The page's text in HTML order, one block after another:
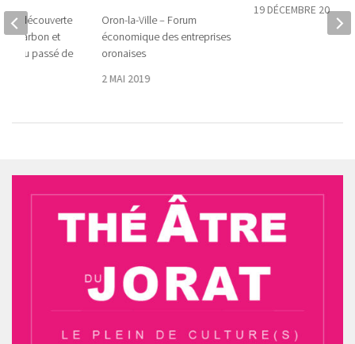
Oron-la-Ville – Forum
économique des entreprises
oronaises
2 MAI 2019
19 DÉCEMBRE 2019
A la découverte
charbon et
du passé de